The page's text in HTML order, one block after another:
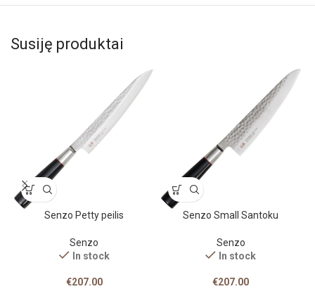
Susiję produktai
Senzo Petty peilis
Senzo
In stock
€207.00
Senzo Small Santoku
Senzo
In stock
€207.00